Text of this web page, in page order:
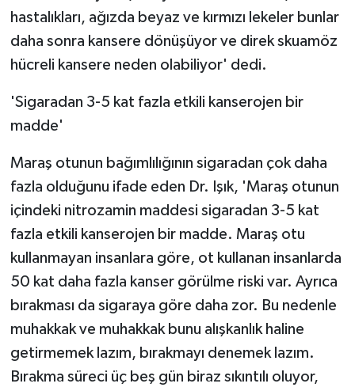
hastalıkları, ağızda beyaz ve kırmızı lekeler bunlar
daha sonra kansere dönüşüyor ve direk skuamöz
hücreli kansere neden olabiliyor' dedi.
'Sigaradan 3-5 kat fazla etkili kanserojen bir
madde'
Maraş otunun bağımlılığının sigaradan çok daha
fazla olduğunu ifade eden Dr. Işık, 'Maraş otunun
içindeki nitrozamin maddesi sigaradan 3-5 kat
fazla etkili kanserojen bir madde. Maraş otu
kullanmayan insanlara göre, ot kullanan insanlarda
50 kat daha fazla kanser görülme riski var. Ayrıca
bırakması da sigaraya göre daha zor. Bu nedenle
muhakkak ve muhakkak bunu alışkanlık haline
getirmemek lazım, bırakmayı denemek lazım.
Bırakma süreci üç beş gün biraz sıkıntılı oluyor,